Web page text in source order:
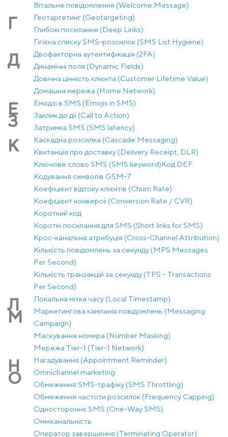
Вітальне повідомлення (Welcome Message)
Г
Геотаргетинг (Geotargeting)
Глибокі посилання (Deep Links)
Гігієна списку SMS-розсилок (SMS List Hygiene)
Д
Двофакторна аутентифікація (2FA)
Динамічні поля (Dynamic Fields)
Довічна цінність клієнта (Customer Lifetime Value)
Домашня мережа (Home Network)
Е Емодзі в SMS (Emojis in SMS)
З
Заклик до дії (Call to Action)
Затримка SMS (SMS latency)
К
Каскадна розсилка (Cascade Messaging)
Квитанція про доставку (Delivery Receipt, DLR)
Ключове слово SMS (SMS keyword)Код DEF
Кодування символів GSM-7
Коефіцієнт відтоку клієнтів (Churn Rate)
Коефіцієнт конверсії (Conversion Rate / CVR)
Короткий код
Короткі посилання для SMS (Short links for SMS)
Крос-канальна атрибуція (Cross-Channel Attribution)
Кількість повідомлень за секунду (MPS Messages
Per Second)
Кількість транзакцій за секунду (TPS – Transactions
Per Second)
Л Локальна мітка часу (Local Timestamp)
М
Маркетингова кампанія повідомлень (Messaging
Campaign)
Маскування номера (Number Masking)
Мережа Tier-1 (Tier-1 Network)
Н Нагадування (Appointment Reminder)
О
Оmnichannel marketing
Обмеження SMS-трафіку (SMS Throttling)
Обмеження частоти розсилок (Frequency Capping)
Одностороннє SMS (One-Way SMS)
Омніканальність
Оператор завершення (Terminating Operator)